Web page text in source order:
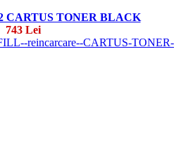
CARTUS TONER BLACK
743 Lei